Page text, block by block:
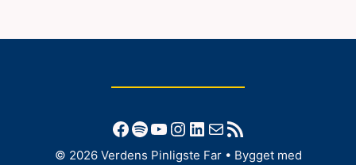
Facebook
Spotify
YouTube
Instagram
LinkedIn
Mail
RSS-feed
© 2026 Verdens Pinligste Far• Bygget med